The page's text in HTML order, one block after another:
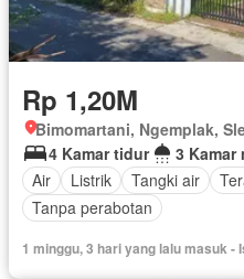
Rp 1,20M
4 Kamar tidur
3 Kamar
Air
Listrik Tangki air
Tanpa perabotan
1 minggu, 3 hari yang lalu masuk -